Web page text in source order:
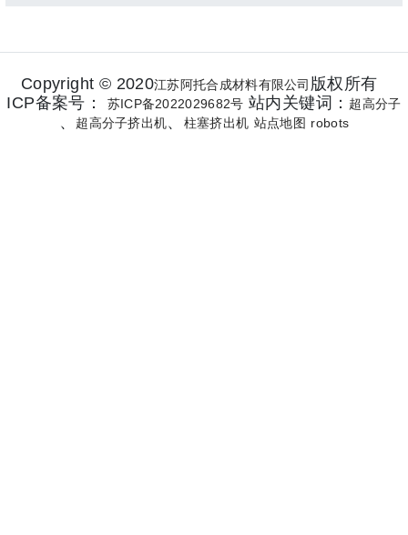
Copyright © 2020江苏阿托合成材料有限公司 版权所有
ICP备案号：
苏ICP备2022029682号 站内关键词： 超高分子
、 超高分子挤出机、 柱塞挤出机 站点地图 robots